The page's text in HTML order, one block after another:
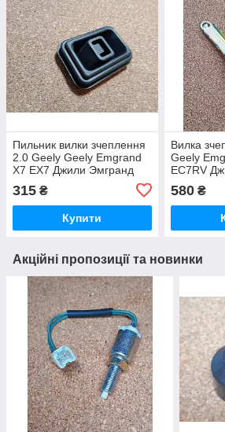
Пильник вилки зчеплення
2.0 Geely Geely Emgrand
X7 EX7 Джили Эмгранд
315 ₴
Купити
Вилка
Geely
EC7RV
580₴
Акційні пропозиції та новинки